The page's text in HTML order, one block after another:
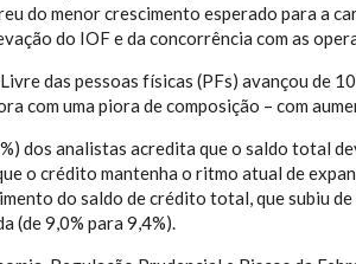
do menor crescimento esperado para a
do IOF e da concorrência com as
das pessoas físicas (PFs) avançou de
com uma piora de composição – com
dos analistas acredita que o saldo total
o crédito mantenha o ritmo atual de
do saldo de crédito total, que subiu
(de 9,0% para 9,4%).